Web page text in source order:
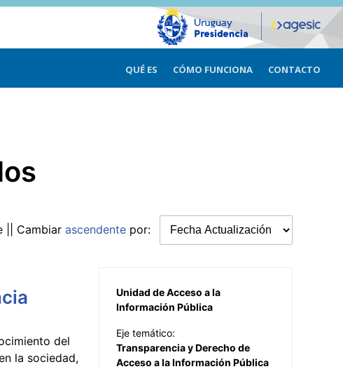
QUÉ ES CÓMO FUNCIONA CONTACTO
|| Cambiar ascendente por:
del
la sociedad,
Unidad de Acceso a la
Información Pública
Eje temático:
Transparencia y Derecho de
Acceso a la Información Pública